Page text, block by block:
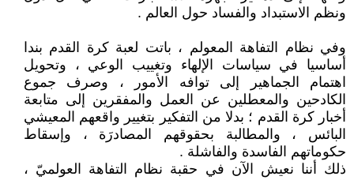
ونظم الاستبداد والفساد حول العالم .
وفي نظام التفاهة المعولم ، باتت لعبة كرة القدم بندا
أساسيا في سياسات الإلهاء وتغييب الوعي ، وتحويل
اهتمام الجماهير إلى توافه الأمور ، وصرف جموع
الكادحين والمعطلين عن العمل والمفقرين إلى متابعة
أخبار كرة القدم ؛ بدلا من التفكير بتغيير واقعهم المعيشي
البائس ، والمطالبة بحقوقهم المصادرَة ، وإسقاط
حكوماتهم الفاسدة والفاشلة .
ذلك أننا نعيش الآن في حقبة نظام التفاهة العولميّ ،